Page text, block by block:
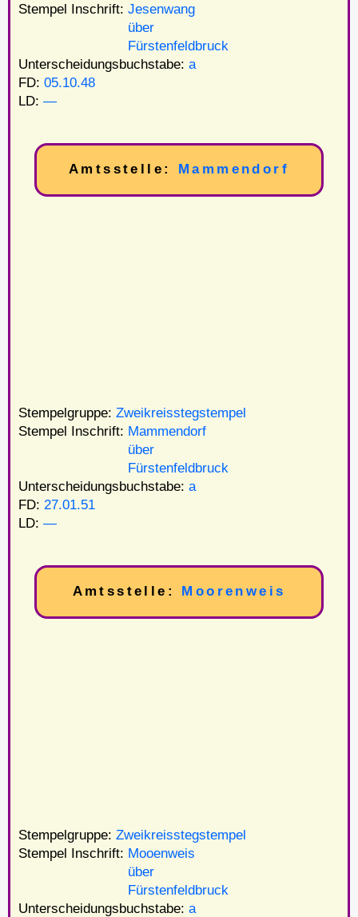
Stempel Inschrift: Jesenwang
über
Fürstenfeldbruck
Unterscheidungsbuchstabe: a
FD: 05.10.48
LD: —
Amtsstelle: Mammendorf
Stempelgruppe: Zweikreisstegstempel
Stempel Inschrift: Mammendorf
über
Fürstenfeldbruck
Unterscheidungsbuchstabe: a
FD: 27.01.51
LD: —
Amtsstelle: Moorenweis
Stempelgruppe: Zweikreisstegstempel
Stempel Inschrift: Mooenweis
über
Fürstenfeldbruck
Unterscheidungsbuchstabe: a